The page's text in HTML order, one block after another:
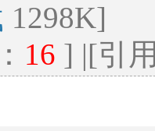
1298K]
16 ] |[引